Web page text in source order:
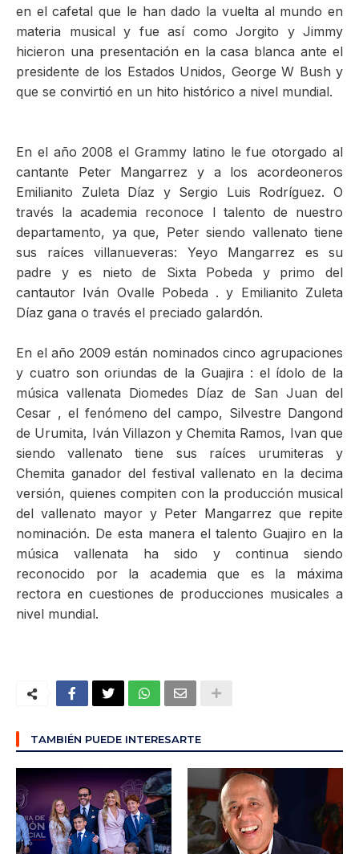
en el cafetal que le han dado la vuelta al mundo en
materia musical y fue así como Jorgito y Jimmy
hicieron una presentación en la casa blanca ante el
presidente de los Estados Unidos, George W Bush y
que se convirtió en un hito histórico a nivel mundial.
En el año 2008 el Grammy latino le fue otorgado al
cantante Peter Mangarrez y a los acordeoneros
Emilianito Zuleta Díaz y Sergio Luis Rodríguez. O
través la academia reconoce l talento de nuestro
departamento, ya que, Peter siendo vallenato tiene
sus raíces villanueveras: Yeyo Mangarrez es su
padre y es nieto de Sixta Pobeda y primo del
cantautor Iván Ovalle Pobeda . y Emilianito Zuleta
Díaz gana o través el preciado galardón.
En el año 2009 están nominados cinco agrupaciones
y cuatro son oriundas de la Guajira : el ídolo de la
música vallenata Diomedes Díaz de San Juan del
Cesar , el fenómeno del campo, Silvestre Dangond
de Urumita, Iván Villazon y Chemita Ramos, Ivan que
siendo vallenato tiene sus raíces urumiteras y
Chemita ganador del festival vallenato en la decima
versión, quienes compiten con la producción musical
del vallenato mayor y Peter Mangarrez que repite
nominación. De esta manera el talento Guajiro en la
música vallenata ha sido y continua siendo
reconocido por la academia que es la máxima
rectora en cuestiones de producciones musicales a
nivel mundial.
TAMBIÉN PUEDE INTERESARTE